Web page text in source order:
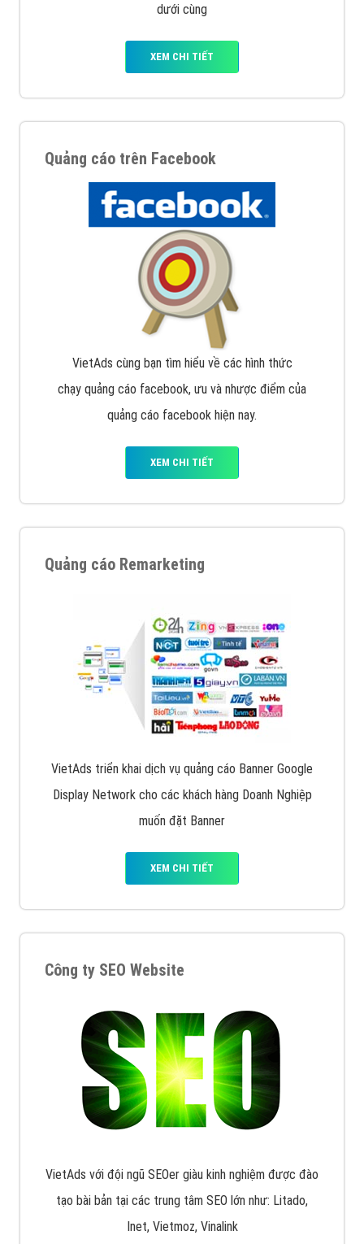
dưới cùng
XEM CHI TIẾT
Quảng cáo trên Facebook
VietAds cùng bạn tìm hiểu về các hình thức
chạy quảng cáo facebook, ưu và nhược điểm của
quảng cáo facebook hiện nay.
XEM CHI TIẾT
Quảng cáo Remarketing
VietAds triển khai dịch vụ quảng cáo Banner Google
Display Network cho các khách hàng Doanh Nghiệp
muốn đặt Banner
XEM CHI TIẾT
Công ty SEO Website
VietAds với đội ngũ SEOer giàu kinh nghiệm được đào
tạo bài bản tại các trung tâm SEO lớn như: Litado,
Inet, Vietmoz, Vinalink